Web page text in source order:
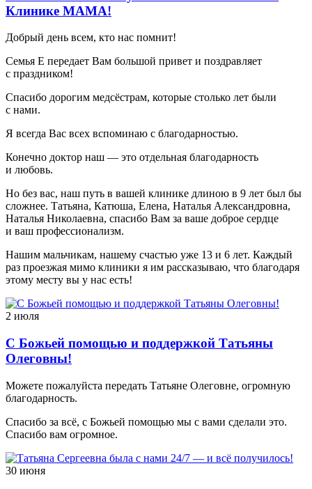
Клинике МАМА!
Добрый день всем, кто нас помнит!
Семья Е передает Вам большой привет и поздравляет
с праздником!
Спасибо дорогим медсёстрам, которые столько лет были
с нами.
Я всегда Вас всех вспоминаю с благодарностью.
Конечно доктор наш — это отдельная благодарность
и любовь.
Но без вас, наш путь в вашей клинике длиною в 9 лет был бы
сложнее. Татьяна, Катюша, Елена, Наталья Александровна,
Наталья Николаевна, спасибо Вам за ваше доброе сердце
и ваш профессионализм.
Нашим мальчикам, нашему счастью уже 13 и 6 лет. Каждый
раз проезжая мимо клиники я им рассказываю, что благодаря
этому месту вы у нас есть!
2 июля
С Божьей помощью и поддержкой Татьяны
Олеговны!
Можете пожалуйста передать Татьяне Олеговне, огромную
благодарность.
Спасибо за всё, с Божьей помощью мы с вами сделали это.
Спасибо вам огромное.
30 июня